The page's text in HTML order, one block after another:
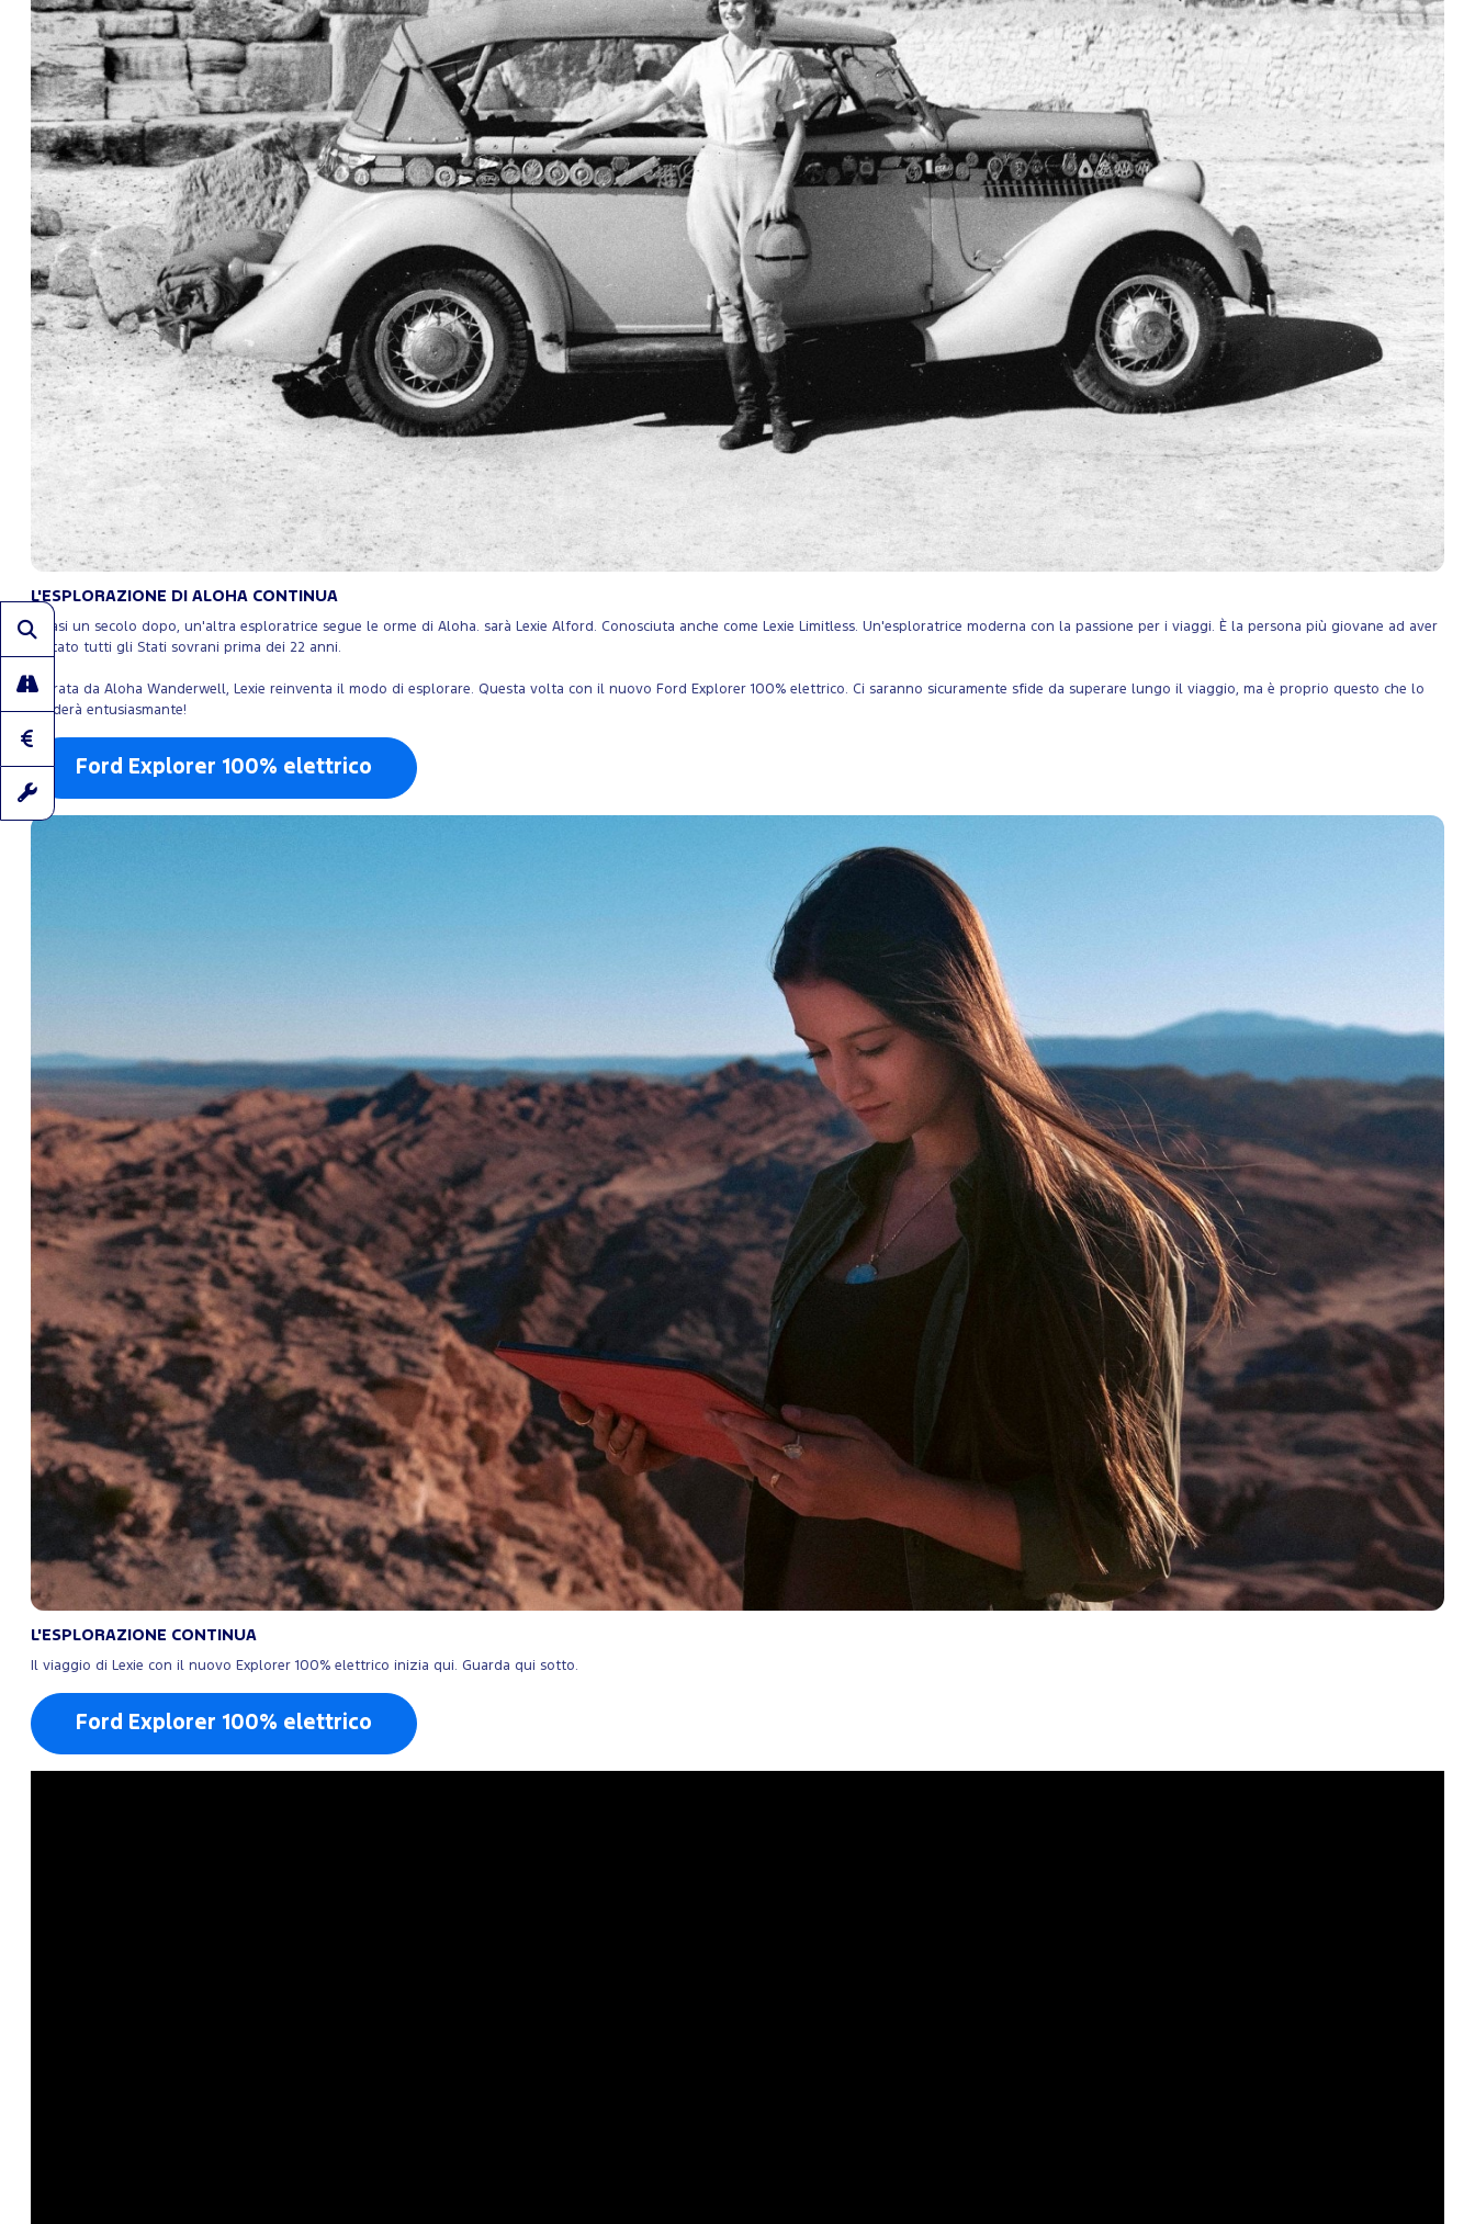
L'ESPLORAZIONE DI ALOHA CONTINUA
Quasi un secolo dopo, un'altra esploratrice segue le orme di Aloha. sarà Lexie Alford. Conosciuta anche come Lexie Limitless. Un'esploratrice moderna con la passione per i viaggi. È la persona più giovane ad aver
visitato tutti gli Stati sovrani prima dei 22 anni.
Ispirata da Aloha Wanderwell, Lexie reinventa il modo di esplorare. Questa volta con il nuovo Ford Explorer 100% elettrico. Ci saranno sicuramente sfide da superare lungo il viaggio, ma è proprio questo che lo
renderà entusiasmante!
Ford Explorer 100% elettrico
L'ESPLORAZIONE CONTINUA
Il viaggio di Lexie con il nuovo Explorer 100% elettrico inizia qui. Guarda qui sotto.
Ford Explorer 100% elettrico